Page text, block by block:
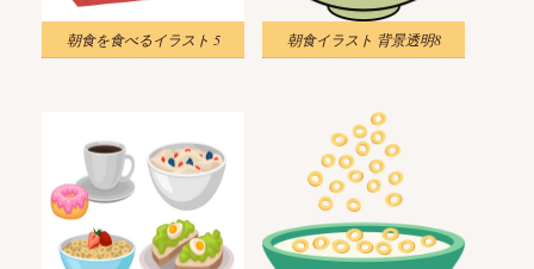
朝食を食べるイラスト 5 朝食イラスト 背景透明8